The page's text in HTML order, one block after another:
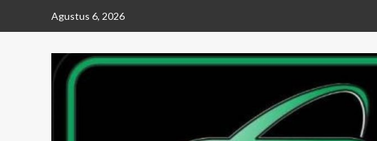
Agustus 6, 2026